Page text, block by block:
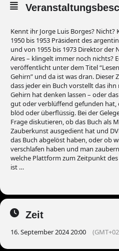
Kennt ihr Jorge Luis Borges?
1950 bis 1953 Präsident des
und von 1955 bis 1973 Direktor
Aires – klingelt immer noch nichts?
veröffentlicht unter dem Titel
Gehirn” und da ist was dran. Dieser
dass jeder ein Buch vorstellt das
Gehirn hat denken lassen – oder
gut oder verblüffend gefunden hat,
blöd oder überflüssig. Bei der
Frage diskutieren, ob das Buch als
Zauberkunst ausgedient hat und
das Buch abgelöst haben, oder ob
verschlafen haben und man
welche Plattform zum Zeitpunkt
ist …
Zeit
16. September 2024 20:00